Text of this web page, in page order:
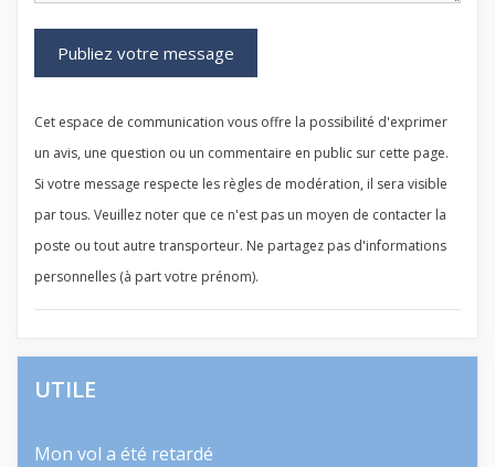
Cet espace de communication vous offre la possibilité d'exprimer
un avis, une question ou un commentaire en public sur cette page.
Si votre message respecte les règles de modération, il sera visible
par tous. Veuillez noter que ce n'est pas un moyen de contacter la
poste ou tout autre transporteur. Ne partagez pas d'informations
personnelles (à part votre prénom).
UTILE
Mon vol a été retardé